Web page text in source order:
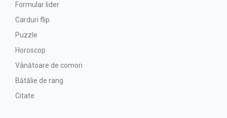
Formular lider
Carduri flip
Puzzle
Horoscop
Vânătoare de comori
Bătălie de rang
Citate